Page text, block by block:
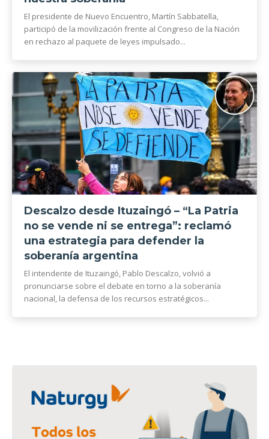
El presidente de Nuevo Encuentro, Martín Sabbatella,
participó de la movilización frente al Congreso de la Nación
en rechazo al paquete de leyes impulsado...
Descalzo desde Ituzaingó – “La Patria
no se vende ni se entrega”: reclamó
una estrategia para defender la
soberanía argentina
El intendente de Ituzaingó, Pablo Descalzo, volvió a
pronunciarse sobre el debate en torno a la soberanía
nacional, la defensa de los recursos estratégicos...